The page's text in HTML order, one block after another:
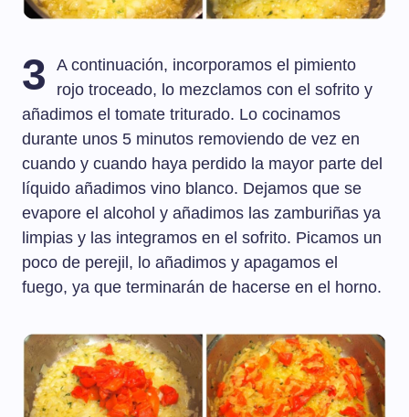
3
A continuación, incorporamos el pimiento
rojo troceado, lo mezclamos con el sofrito y
añadimos el tomate triturado. Lo cocinamos
durante unos 5 minutos removiendo de vez en
cuando y cuando haya perdido la mayor parte del
líquido añadimos vino blanco. Dejamos que se
evapore el alcohol y añadimos las zamburiñas ya
limpias y las integramos en el sofrito. Picamos un
poco de perejil, lo añadimos y apagamos el
fuego, ya que terminarán de hacerse en el horno.